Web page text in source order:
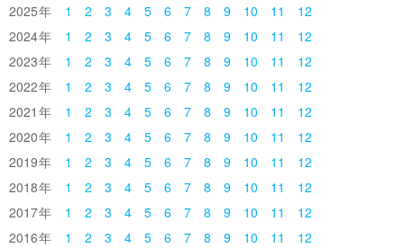
2025
1 2 3 4 5 6 7 8 9 10 11
12
2024
1 2 3 4 5 6 7 8 9 10 11
12
2023
1 2 3 4 5 6 7 8 9 10 11
12
2022
1 2 3 4 5 6 7 8 9 10 11
12
2021
1 2 3 4 5 6 7 8 9 10 11
12
2020
1 2 3 4 5 6 7 8 9 10 11
12
2019
1 2 3 4 5 6 7 8 9 10 11
12
2018
1 2 3 4 5 6 7 8 9 10 11
12
2017
1 2 3 4 5 6 7 8 9 10 11
12
2016
1 2 3 4 5 6 7 8 9 10 11
12